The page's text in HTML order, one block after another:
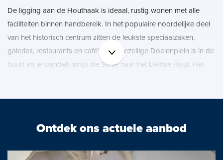
De ligging aan de Houthaak is ideaal, rustig wonen met alle
faciliteiten binnen handbereik. In het populaire noordelijke deel
van het historisch centrum zitten de leukste speciaalzaken,
galeries, restaurants en café's. Het gezellige Doelenplein is in de
buurt en je wandelt langs de Schie naar het Delftse Hout. Het
INDELINGOntdek ons actuele aanbod